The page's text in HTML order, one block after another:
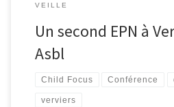
VEILLE
Un second EPN à
Asbl
Child Focus Conférence
verviers